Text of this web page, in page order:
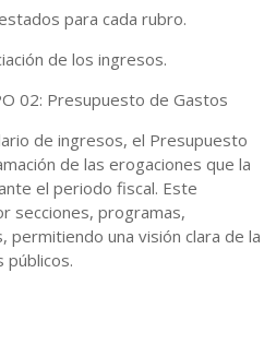
para cada rubro.
de los ingresos.
02: Presupuesto de Gastos
de ingresos, el Presupuesto
de las erogaciones que la
el periodo fiscal. Este
secciones, programas,
una visión clara de la
públicos.